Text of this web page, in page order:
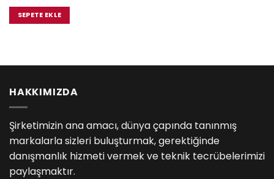
SEPETE EKLE
HAKKIMIZDA
Şirketimizin ana amacı, dünya çapında tanınmış
markalarla sizleri buluşturmak, gerektiğinde
danışmanlık hizmeti vermek ve teknik tecrübelerimizi
paylaşmaktır.